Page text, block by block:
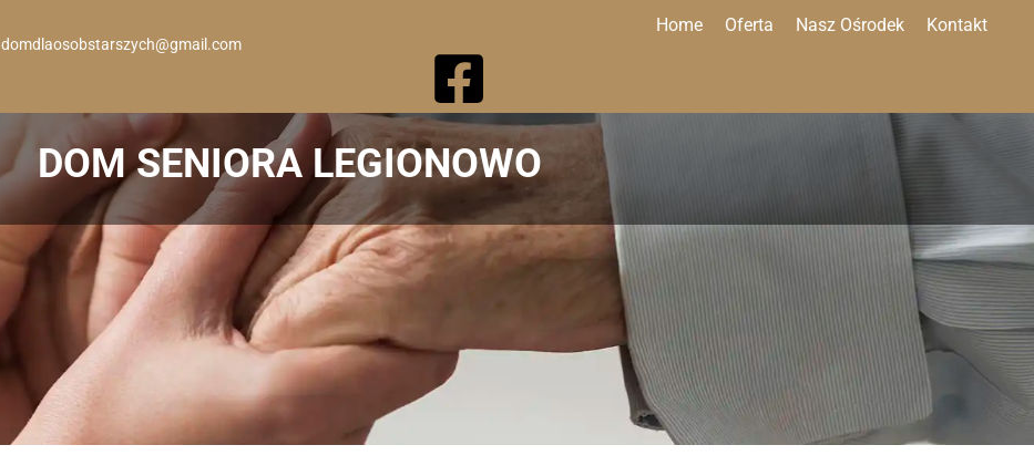
domdlaosobstarszych@gmail.com
Home Oferta Nasz Ośrodek Kontakt
DOM SENIORA LEGIONOWO